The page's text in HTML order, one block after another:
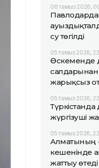
06 тамыз 2026,
су төгілді
05 тамыз 2026,
Өскеменде
салдарынан
жарықсыз
05 тамыз 2026,
Түркістанда
жүргізуші
05 тамыз 2026,
Алматының
кешенінде
жаттығу өтеді